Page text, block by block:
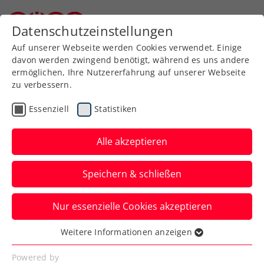
Zurück zur Newsübersicht
Turniere
Sparkasse Open
Ollersbach: Oberleitner
nach Krimi zum Heimsieg
Das ÖTV-Ass wehrt beim ITF-
Herrenturnier in Niederösterreich im
Finale drei Matchbälle ab.
Verfasst von: Manuel Wachta, 19.08.2024
Datenschutzeinstellungen
Auf unserer Webseite werden Cookies verwendet. Einige
davon werden zwingend benötigt, während es uns andere
ermöglichen, Ihre Nutzererfahrung auf unserer Webseite
zu verbessern.
Essenziell Statistiken
Alle akzeptieren
Speichern & schließen
Nur essenzielle Cookies akzeptieren
Essenziell
Essenzielle Cookies werden für grundlegende
Weitere Informationen anzeigen
Powered by